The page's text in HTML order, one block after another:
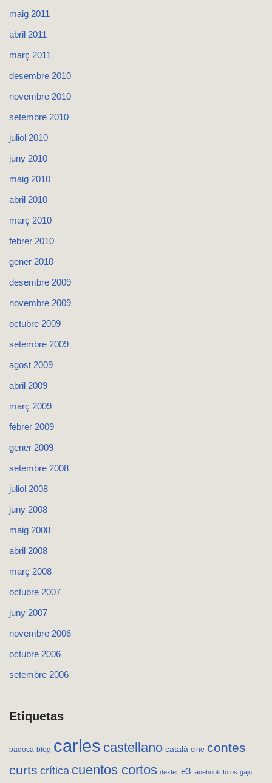
maig 2011
abril 2011
març 2011
desembre 2010
novembre 2010
setembre 2010
juliol 2010
juny 2010
maig 2010
abril 2010
març 2010
febrer 2010
gener 2010
desembre 2009
novembre 2009
octubre 2009
setembre 2009
agost 2009
abril 2009
març 2009
febrer 2009
gener 2009
setembre 2008
juliol 2008
juny 2008
maig 2008
abril 2008
març 2008
octubre 2007
juny 2007
novembre 2006
octubre 2006
setembre 2006
Etiquetas
badosa blog carles castellano català cine contes
curts crítica cuentos cortos dexter e3 facebook fotos gaju